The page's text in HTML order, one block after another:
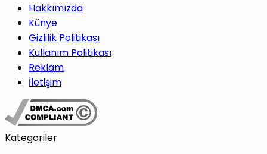
Hakkımızda
Künye
Gizlilik Politikası
Kullanım Politikası
Reklam
İletişim
Kategoriler